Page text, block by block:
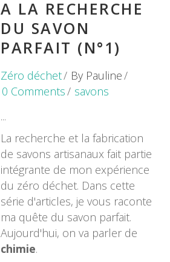
A LA RECHERCHE
DU SAVON
PARFAIT (N°1)
Zéro déchet By Pauline
0 Comments
savons
La recherche et la fabrication
de savons artisanaux fait partie
intégrante de mon expérience
du zéro déchet. Dans cette
série d'articles, je vous raconte
ma quête du savon parfait.
Aujourd'hui, on va parler de
chimie.